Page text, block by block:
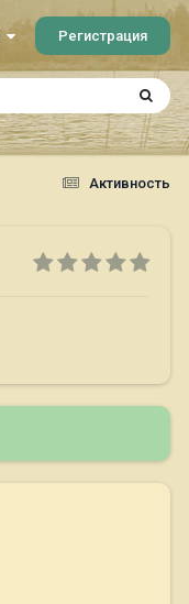
Регистрация
Активность